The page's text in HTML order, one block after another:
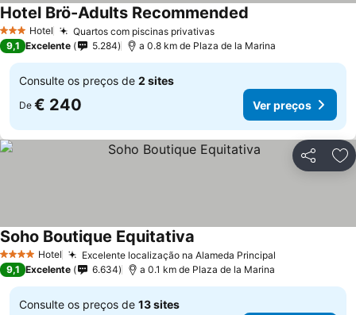
3 EstrelasHotel Quartos com piscinas privativas
Hotel Brö-Adults Recommended
9,1 Excelente 5.284 a 0.8 km de Plaza de la Marina
Consulte os preços de 2 sites
De € 240 Ver preços
Partilhar
4 EstrelasHotel Excelente localização na Alameda Principal
Soho Boutique Equitativa
9,1 Excelente 6.634 a 0.1 km de Plaza de la Marina
Consulte os preços de 13 sites